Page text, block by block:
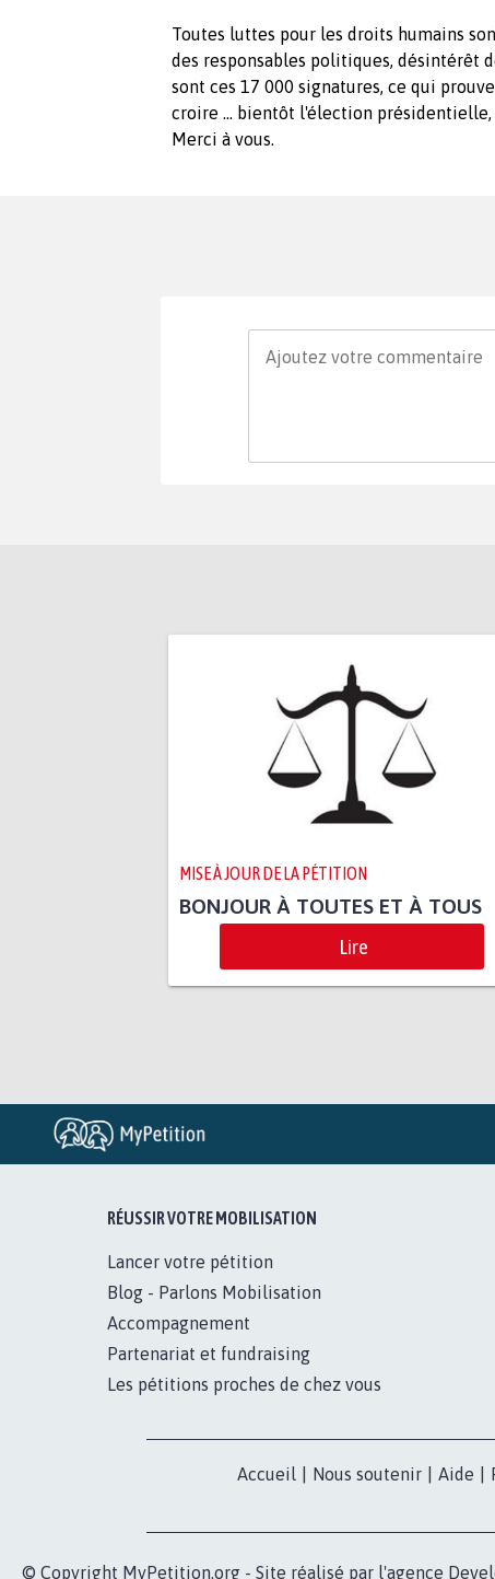
Toutes luttes pour les droits humains
des responsables politiques, désintérêt
sont ces 17 000 signatures, ce qui
croire … bientôt l'élection présidentielle,
Merci à vous.
MISE À JOUR DE LA PÉTITION
BONJOUR À TOUTES ET À TOUS
Lire
RÉUSSIR VOTRE MOBILISATION
Lancer votre pétition
Blog - Parlons Mobilisation
Accompagnement
Partenariat et fundraising
Les pétitions proches de chez vous
Accueil Nous soutenir Aide
© Copyright MyPetition.org - Site réalisé par l'agence